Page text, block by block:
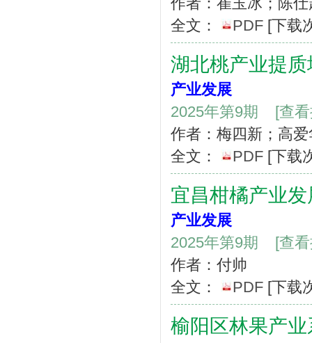
全文：
PDF [下载
湖北桃产业提
产业发展
2025年第9期
[查
作者：梅四新；高爱
全文：
PDF [下载
宜昌柑橘产业
产业发展
2025年第9期
[查
作者：付帅
全文：
PDF [下载
榆阳区林果产